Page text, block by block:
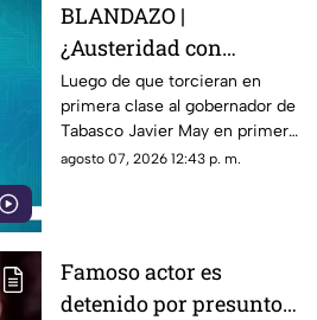
BLANDAZO |
¿Austeridad con
asiento preferente?
Captan a gobernador de
Tabasco Javier May en
primera clase
Luego de que torcieran en
primera clase al gobernador de
Tabasco Javier May en primera
clase, le jalaron las orejas pero
agosto 07, 2026 12:43 p. m.
Famoso actor es
detenido por presunto